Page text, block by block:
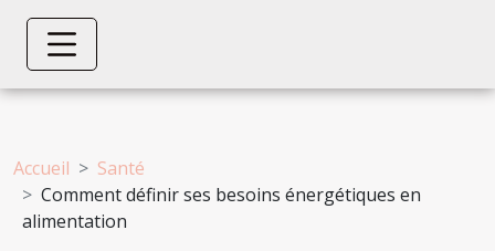
Accueil
Santé
Comment définir ses besoins énergétiques en
alimentation